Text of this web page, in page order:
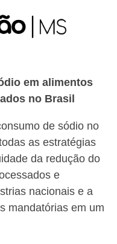
em alimentos
no Brasil
de sódio no
as estratégias
da redução do
e
nacionais e a
mandatórias em um